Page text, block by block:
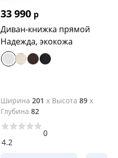
33 990 р
Диван-книжка прямой
Надежда, экокожа
Ширина 201 x Высота 89 x
Глубина 82
4.2
0